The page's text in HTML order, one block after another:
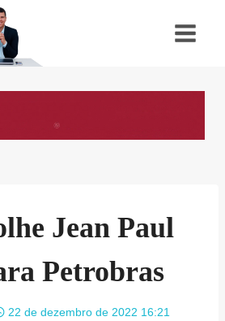
Jean Paul
Petrobras
22 de dezembro de 2022 16:21